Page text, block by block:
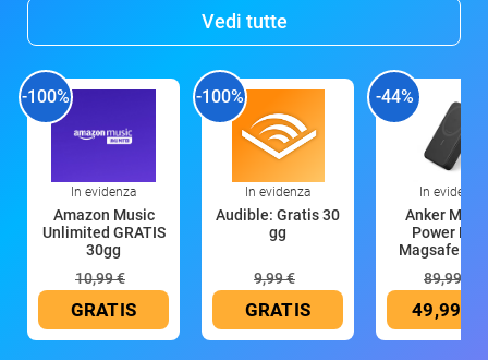
Vedi tutte
-100%
In evidenza
Amazon Music
Unlimited GRATIS
30gg
10,99 €
GRATIS
-100%
In evidenza
Audible: Gratis 30
gg
9,99 €
GRATIS
-44%
In evidenza
Anker
Power
Magsafe
89,99 €
49,99 €